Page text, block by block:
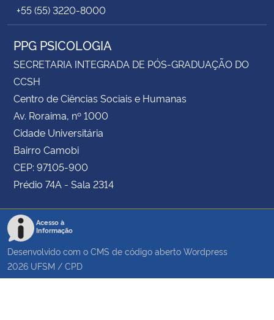
+55 (55) 3220-8000
PPG PSICOLOGIA
SECRETARIA INTEGRADA DE PÓS-GRADUAÇÃO DO
CCSH
Centro de Ciências Sociais e Humanas
Av. Roraima, nº 1000
Cidade Universitária
Bairro Camobi
CEP: 97105-900
Prédio 74A - Sala 2314
Acesso à
Informação
Desenvolvido com o CMS de código aberto Wordpress
2026 UFSM / CPD